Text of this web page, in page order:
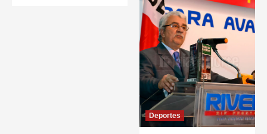
Deportes